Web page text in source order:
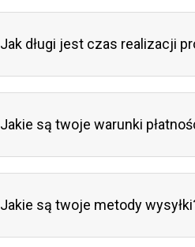
Jak długi jest czas realizacji
Jakie są twoje warunki
Jakie są twoje metody